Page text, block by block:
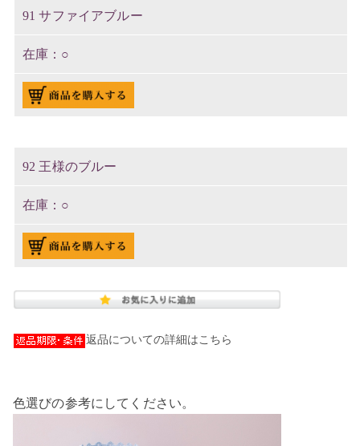
91 サファイアブルー
○
92 王様のブルー
○
返品についての詳細はこちら
色選びの参考にしてください。